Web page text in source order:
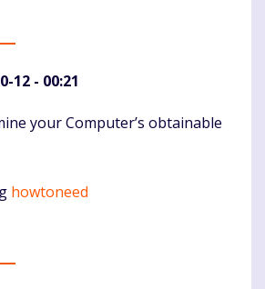
12 - 00:21
your Computer’s obtainable
howtoneed